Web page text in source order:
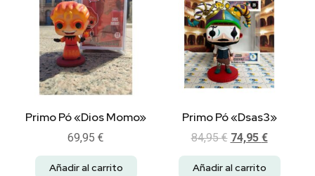
Primo Pó «Dios Momo»
69,95 €
Añadir al carrito
Primo Pó «Dsas3»
84,95€ 74,95 €
Añadir al carrito